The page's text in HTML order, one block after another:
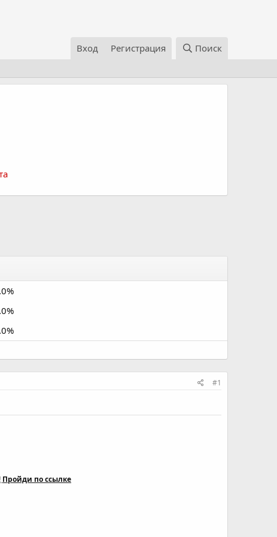
Вход Регистрация Поиск
#1
Пройди по ссылке